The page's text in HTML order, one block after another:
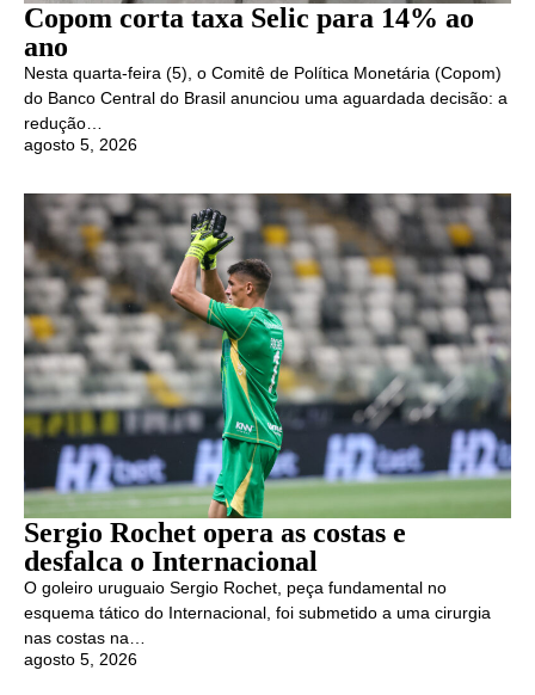
Copom corta taxa Selic para 14% ao
ano
Nesta quarta-feira (5), o Comitê de Política Monetária (Copom)
do Banco Central do Brasil anunciou uma aguardada decisão: a
redução…
agosto 5, 2026
Sergio Rochet opera as costas e
desfalca o Internacional
O goleiro uruguaio Sergio Rochet, peça fundamental no
esquema tático do Internacional, foi submetido a uma cirurgia
nas costas na…
agosto 5, 2026